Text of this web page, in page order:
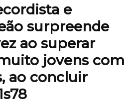
e
surpreende
ao superar
jovens com
ao concluir